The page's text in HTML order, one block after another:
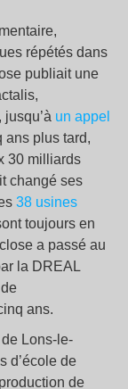
répétés dans
publiait une
un appel
ans plus tard,
30 milliards
changé ses
38 usines
toujours en
a passé au
la DREAL
ans.
de Lons-le-
d’école de
de